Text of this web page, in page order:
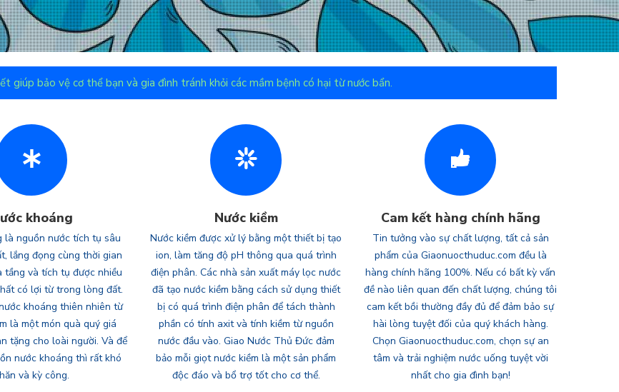
giúp bảo vệ cơ thể bạn và gia đình tránh khỏi các mầm bệnh có hại từ nước bẩn.
khoáng
là nguồn nước tích tụ sâu
lắng đọng cùng thời gian
tầng và tích tụ được nhiều
có lợi từ trong lòng đất.
khoáng thiên nhiên từ
là một món quà quý giá
tặng cho loài người. Và để
nước khoáng thì rất khó
và kỳ công.
Nước kiềm
Nước kiềm được xử lý bằng một thiết bị tạo
ion, làm tăng độ pH thông qua quá trình
điện phân. Các nhà sản xuất máy lọc nước
đã tạo nước kiềm bằng cách sử dụng thiết
bị có quá trình điện phân để tách thành
phần có tính axit và tính kiềm từ nguồn
nước đầu vào. Giao Nước Thủ Đức đảm
bảo mỗi giọt nước kiềm là một sản phẩm
độc đáo và bổ trợ tốt cho cơ thể.
Cam kết hàng chính hãng
Tin tưởng vào sự chất lượng, tất cả sản
phẩm của Giaonuocthuduc.com đều là
hàng chính hãng 100%. Nếu có bất kỳ vấn
đề nào liên quan đến chất lượng, chúng tôi
cam kết bồi thường đầy đủ để đảm bảo sự
hài lòng tuyệt đối của quý khách hàng.
Chọn Giaonuocthuduc.com, chọn sự an
tâm và trải nghiệm nước uống tuyệt vời
nhất cho gia đình bạn!